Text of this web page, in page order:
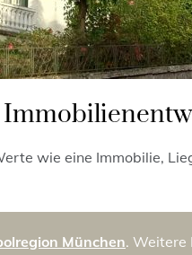
wie eine Immobilie,
München. Weitere